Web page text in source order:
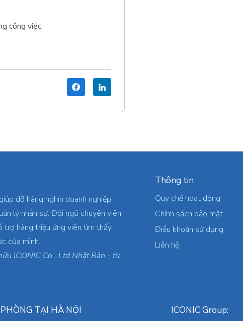
công việc.
đỡ hàng nghìn doanh nghiệp
lý nhân sự. Đội ngũ chuyên viên
trợ hàng triệu ứng viên tìm thấy
của mình.
ICONIC Co., Ltd Nhật Bản - từ
Thông tin
Quy chế hoạt động
Chính sách bảo mật
Điều khoản sử dụng
Liên hệ
TẠI HÀ NỘI ICONIC Group: